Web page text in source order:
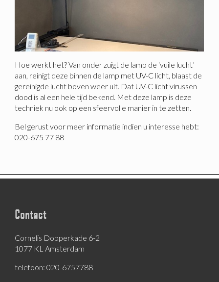
Hoe werkt het? Van onder zuigt de lamp de ‘vuile lucht’
aan, reinigt deze binnen de lamp met UV-C licht, blaast de
gereinigde lucht boven weer uit. Dat UV-C licht virussen
dood is al een hele tijd bekend. Met deze lamp is deze
techniek nu ook op een sfeervolle manier in te zetten.
Bel gerust voor meer informatie indien u interesse hebt:
020-675 77 88
Contact
Cornelis Dopperkade 6-2
1077 KL Amsterdam
telefoon: 020-6757788